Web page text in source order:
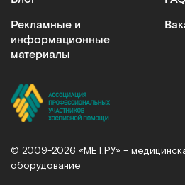
Рекламные и
информационные
материалы
© 2009-2026 «МЕТ.РУ» –
оборудование